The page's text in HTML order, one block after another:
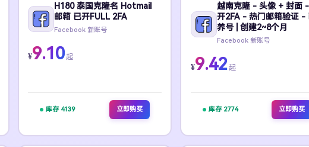
H180 泰国克隆名 Hotmail
邮箱 已开FULL 2FA
Facebook 新账号
¥9.10起
库存 4139 立即购买
越南克隆 - 头像 + 封面
开2FA - 热门邮箱验证 -
养号 | 创建2~8个月
Facebook 新账号
¥9.42起
库存 2774 立即购买